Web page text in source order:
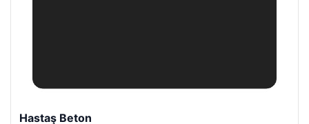
Hastaş Beton